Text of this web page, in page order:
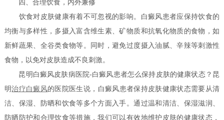
四、合理饮食，内外兼修
饮食对皮肤健康有着不可忽视的影响。白癜风患者应保持饮食的
均衡与多样性，多摄入富含维生素、矿物质和抗氧化物质的食物，如
新鲜蔬果、全谷类食物等。同时，避免过度摄入油腻、辛辣等刺激性
食物，以免对皮肤造成不良刺激。
昆明白癜风皮肤病医院-白癜风患者怎么保持皮肤的健康状态？昆
明治疗白癜风的医院医生说，白癜风患者保持皮肤健康状态需要从清
洁、保湿、防晒和饮食等多个方面入手。通过温和清洁、保湿滋润、
防晒防护和合理饮食等措施，我们可以有效地维护皮肤的健康状态，